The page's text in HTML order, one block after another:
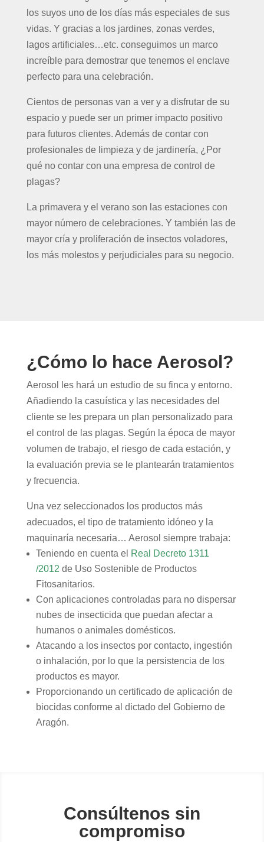
los suyos uno de los días más especiales de sus
vidas. Y gracias a los jardines, zonas verdes,
lagos artificiales…etc. conseguimos un marco
increíble para demostrar que tenemos el enclave
perfecto para una celebración.
Cientos de personas van a ver y a disfrutar de su
espacio y puede ser un primer impacto positivo
para futuros clientes. Además de contar con
profesionales de limpieza y de jardinería, ¿Por
qué no contar con una empresa de control de
plagas?
La primavera y el verano son las estaciones con
mayor número de celebraciones. Y también las de
mayor cría y proliferación de insectos voladores,
los más molestos y perjudiciales para su negocio.
¿Cómo lo hace Aerosol?
Aerosol les hará un estudio de su finca y entorno.
Añadiendo la casuística y las necesidades del
cliente se les prepara un plan personalizado para
el control de las plagas. Según la época de mayor
volumen de trabajo, el riesgo de cada estación, y
la evaluación previa se le plantearán tratamientos
y frecuencia.
Una vez seleccionados los productos más
adecuados, el tipo de tratamiento idóneo y la
maquinaría necesaria… Aerosol siempre trabaja:
Teniendo en cuenta el Real Decreto 1311
/2012 de Uso Sostenible de Productos
Fitosanitarios.
Con aplicaciones controladas para no dispersar
nubes de insecticida que puedan afectar a
humanos o animales domésticos.
Atacando a los insectos por contacto, ingestión
o inhalación, por lo que la persistencia de los
productos es mayor.
Proporcionando un certificado de aplicación de
biocidas conforme al dictado del Gobierno de
Aragón.
Consúltenos sin
compromiso